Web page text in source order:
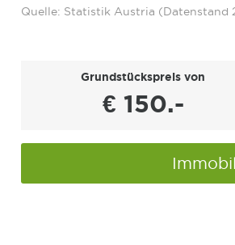
Quelle: Statistik Austria (Datenstand
Grundstückspreis von
€ 150.-